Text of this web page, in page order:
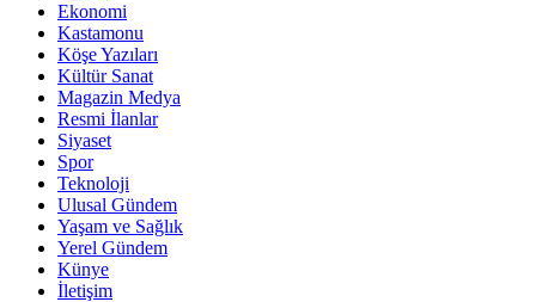
Ekonomi
Kastamonu
Köşe Yazıları
Kültür Sanat
Magazin Medya
Resmi İlanlar
Siyaset
Spor
Teknoloji
Ulusal Gündem
Yaşam ve Sağlık
Yerel Gündem
Künye
İletişim